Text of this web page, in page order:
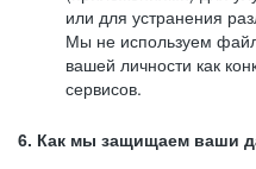
или для устранения
Мы не используем
вашей личности как
сервисов.
6. Как мы защищаем ваши